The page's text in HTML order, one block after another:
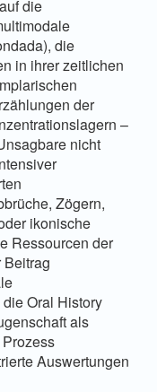
die
die
in ihrer zeitlichen
der
–
nicht
Zögern,
ikonische
Ressourcen der
Oral History
als
Auswertungen